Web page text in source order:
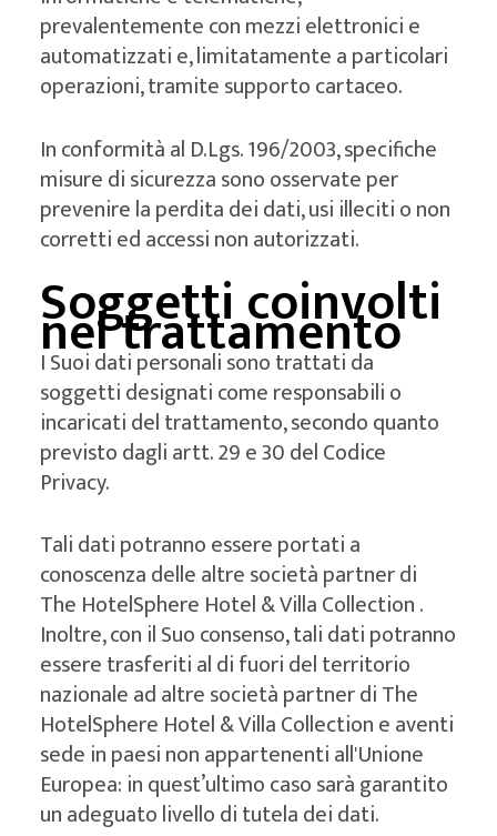
prevalentemente con mezzi elettronici e
automatizzati e, limitatamente a particolari
operazioni, tramite supporto cartaceo.
In conformità al D.Lgs. 196/2003, specifiche
misure di sicurezza sono osservate per
prevenire la perdita dei dati, usi illeciti o non
corretti ed accessi non autorizzati.
Soggetti coinvolti
nel trattamento
I Suoi dati personali sono trattati da
soggetti designati come responsabili o
incaricati del trattamento, secondo quanto
previsto dagli artt. 29 e 30 del Codice
Privacy.
Tali dati potranno essere portati a
conoscenza delle altre società partner di
The HotelSphere Hotel & Villa Collection .
Inoltre, con il Suo consenso, tali dati potranno
essere trasferiti al di fuori del territorio
nazionale ad altre società partner di The
HotelSphere Hotel & Villa Collection e aventi
sede in paesi non appartenenti all'Unione
Europea: in quest’ultimo caso sarà garantito
un adeguato livello di tutela dei dati.